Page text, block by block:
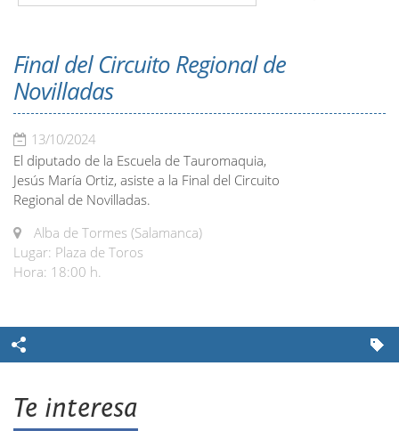
Final del Circuito Regional de
Novilladas
13/10/2024
El diputado de la Escuela de Tauromaquia,
Jesús María Ortiz, asiste a la Final del Circuito
Regional de Novilladas.
Alba de Tormes (Salamanca)
Lugar: Plaza de Toros
Hora: 18:00 h.
Te interesa